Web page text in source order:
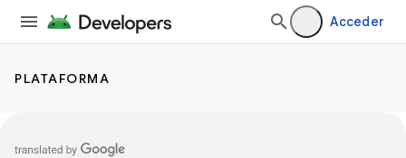
Acceder
PLATAFORMA